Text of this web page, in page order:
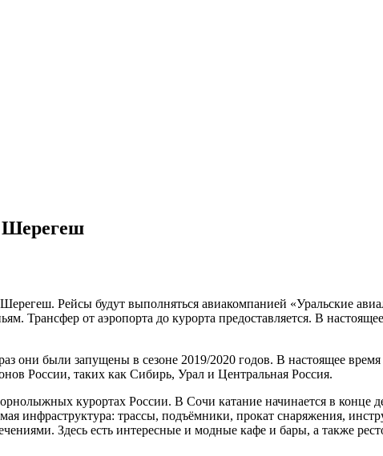
Шерегеш
Рейсы будут выполняться авиакомпанией «Уральские
Трансфер от аэропорта до курорта предоставляется. В
они были запущены в сезоне 2019/2020 годов. В настоящее
России, таких как Сибирь, Урал и Центральная Россия.
курортах России. В Сочи катание начинается в
инфраструктура: трассы, подъёмники, прокат снаряжения,
Здесь есть интересные и модные кафе и бары, а также